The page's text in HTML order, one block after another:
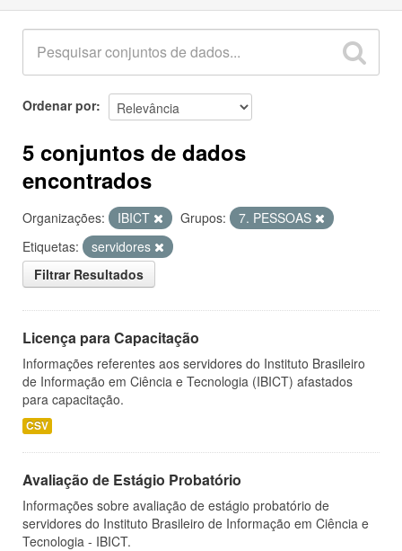
Ordenar por
5 conjuntos de dados
encontrados
Organizações: IBICT Grupos:
7. PESSOAS
Etiquetas:
servidores
Filtrar Resultados
Licença para Capacitação
Informações referentes aos servidores do Instituto Brasileiro
de Informação em Ciência e Tecnologia (IBICT) afastados
para capacitação.
CSV
Avaliação de Estágio Probatório
Informações sobre avaliação de estágio probatório de
servidores do Instituto Brasileiro de Informação em Ciência e
Tecnologia - IBICT.